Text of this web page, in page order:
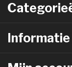
Informatie